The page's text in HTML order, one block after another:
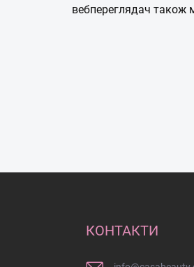
вебпереглядач також
КОНТАКТИ